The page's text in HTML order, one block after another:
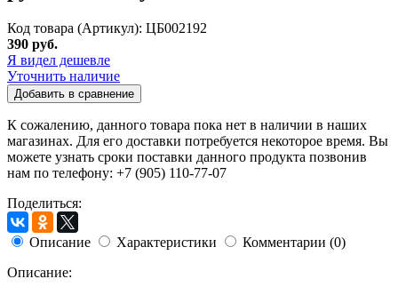
Код товара (Артикул): ЦБ002192
390 руб.
Я видел дешевле
Уточнить наличие
Добавить в сравнение
К сожалению, данного товара пока нет в наличии в наших
магазинах. Для его доставки потребуется некоторое время. Вы
можете узнать сроки поставки данного продукта позвонив
нам по телефону: +7 (905) 110-77-07
Поделиться:
Описание Характеристики
Комментарии (0)
Описание: